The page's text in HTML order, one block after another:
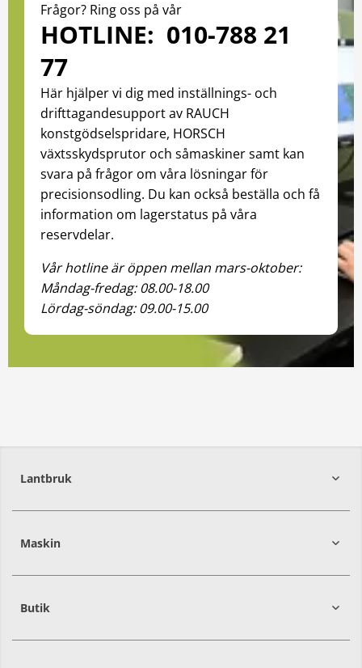
Frågor? Ring oss på vår
HOTLINE: 010-788 21
77
Här hjälper vi dig med inställnings- och
drifttagandesupport av RAUCH
konstgödselspridare, HORSCH
växtsskydsprutor och såmaskiner samt kan
svara på frågor om våra lösningar för
precisionsodling. Du kan också beställa och få
information om lagerstatus på våra
reservdelar.
Vår hotline är öppen mellan mars-oktober:
Måndag-fredag: 08.00-18.00
Lördag-söndag: 09.00-15.00
Lantbruk
39239
Maskin
27430
Butik